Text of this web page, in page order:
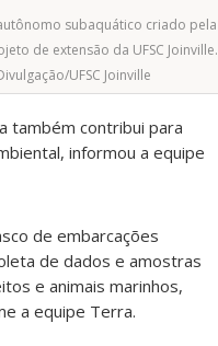
subaquático criado pela
de extensão da UFSC Joinville.
UFSC Joinville
também contribui para
informou a equipe
de embarcações
de dados e amostras
e animais marinhos,
a equipe Terra.